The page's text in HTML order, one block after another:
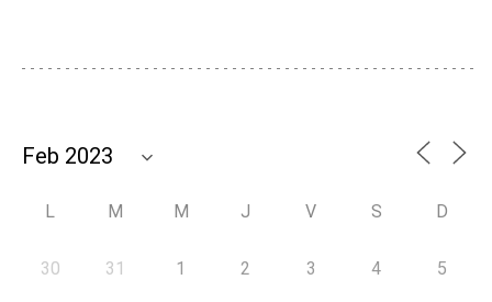
L M M J V S D
30 31 1 2 3 4 5